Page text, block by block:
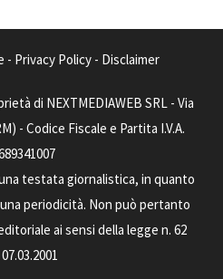
- Privacy Policy - Disclaimer
di NEXTMEDIAWEB SRL - Via
- Codice Fiscale e Partita I.V.A.
testata giornalistica, in quanto
periodicità. Non può pertanto
ai sensi della legge n. 62